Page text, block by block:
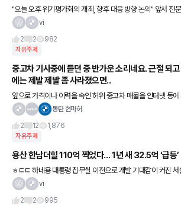
"오늘 오후 위기평가회의 개최, 향후 대응 방향 논의" 앞서 전
안 비풍토병 23개국, 257건 확진 사례 보고 방역당국이 ‘원숭이두창’에 대한 법정 감염
vi
2
2 982
자유주제
중고차 기사중에 듣던 중 반가운 소리네요. 근절 되
에는 제발 제발 좀 사라졌으면..
앞으로 가격이나 이력을 속인 허위 중고차 매물을 인터넷 등에
할 경우 중고차 매매업자뿐 아니라 거짓 광고를 한 직원도 처벌
동탄 현마허
2
12 1,876
자유주제
용산 한남더힐 110억 찍었다… 1년 새 32.5억 ‘급등’
ㅎㄷㄷ 하네용 대통령 집무실 이전으로 개발 기대감이 커진 서울 용산구에서 ‘한남더힐’이
100억원이 넘는 가격에 손바뀜됐다. 이는 1년 새 가격이 32억
vi
2
2 995